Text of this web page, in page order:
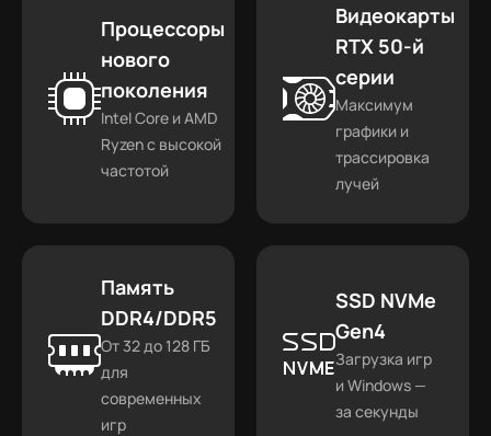
Процессоры
нового
поколения
Intel Core и AMD
Ryzen с высокой
частотой
Видеокарты
RTX 50-й
серии
Максимум
графики и
трассировка
лучей
Память
DDR4/DDR5
От 32 до 128 ГБ
для
современных
игр
SSD NVMe
Gen4
Загрузка игр
и Windows —
за секунды